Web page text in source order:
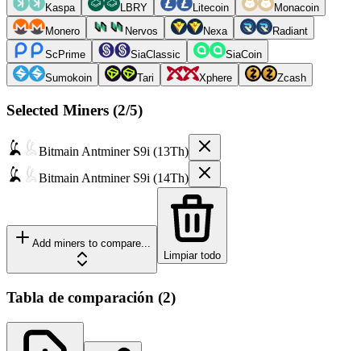
Kaspa
LBRY Litecoin
Monacoin
Monero
Nervos Nexa
Radiant
ScPrime
SiaClassic
SiaCoin
Sumokoin
Tari Xphere Zcash
Selected Miners (2/5)
Bitmain Antminer S9i (13Th)
Bitmain Antminer S9i (14Th)
Add miners to compare...
Limpiar todo
Tabla de comparación (2)